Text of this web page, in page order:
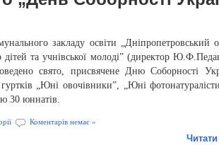
закладу освіти „Дніпропетровський
дітей та учнівської молоді” (директор
свято, присвячене Дню Соборності
гуртків „Юні овочівники”, „Юні
30 юннатів.
Коментарів немає »